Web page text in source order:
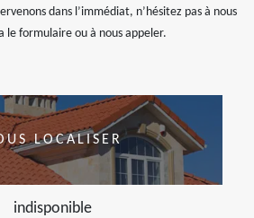
dans l’immédiat, n’hésitez pas à nous
le formulaire ou à nous appeler.
LOCALISER
indisponible